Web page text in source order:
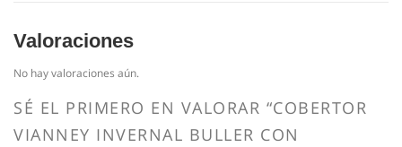
Valoraciones
No hay valoraciones aún.
SÉ EL PRIMERO EN VALORAR “COBERTOR
VIANNEY INVERNAL BULLER CON